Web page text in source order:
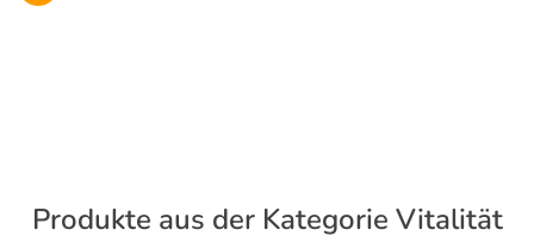
Produkte aus der Kategorie Vitalität